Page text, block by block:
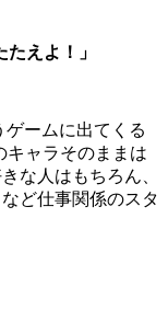
えよ！」
ゲームに出てくる
キャラそのままは
な人はもちろん、
ど仕事関係のスタ